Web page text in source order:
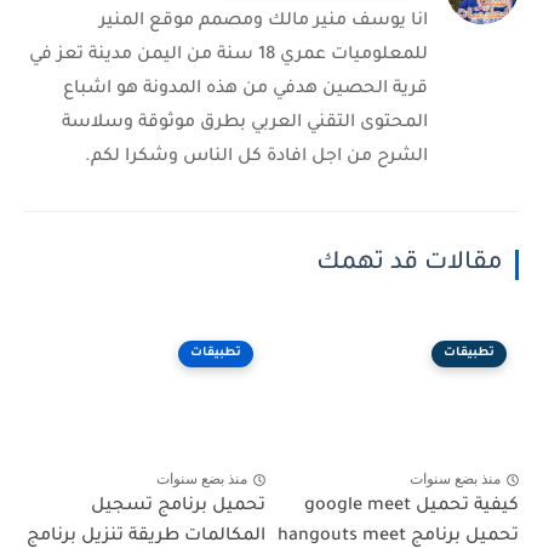
انا يوسف منير مالك ومصمم موقع المنير
للمعلوميات عمري 18 سنة من اليمن مدينة تعز في
قرية الحصين هدفي من هذه المدونة هو اشباع
المحتوى التقني العربي بطرق موثوقة وسلاسة
الشرح من اجل افادة كل الناس وشكرا لكم.
مقالات قد تهمك
تطبيقات
منذ بضع سنوات
كيفية تحميل google meet
تحميل برنامج hangouts meet
تطبيقات
منذ بضع سنوات
تحميل برنامج تسجيل
المكالمات طريقة تنزيل برنامج